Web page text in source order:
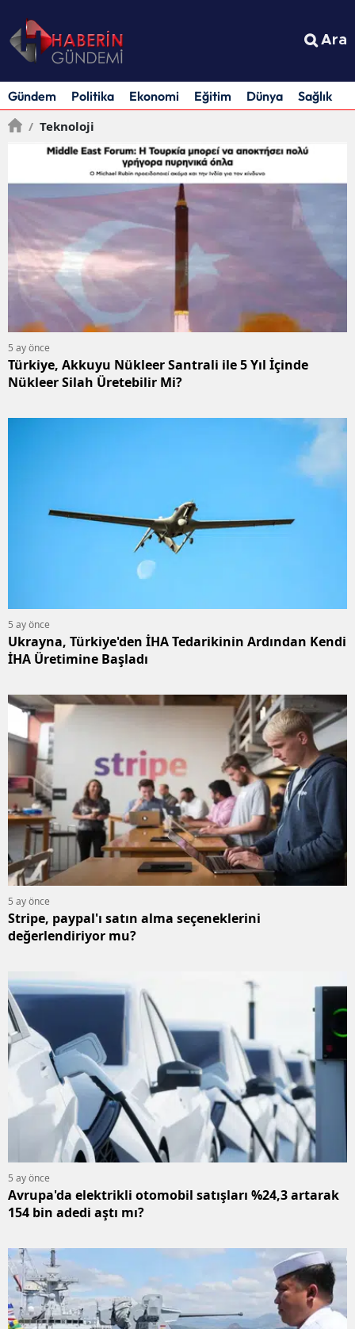
Ara
Gündem Politika Ekonomi Eğitim Dünya Sağlık
/ Teknoloji
5 ay önce
Türkiye, Akkuyu Nükleer Santrali ile 5 Yıl İçinde
Nükleer Silah Üretebilir Mi?
5 ay önce
Ukrayna, Türkiye'den İHA Tedarikinin Ardından Kendi
İHA Üretimine Başladı
5 ay önce
Stripe, paypal'ı satın alma seçeneklerini
değerlendiriyor mu?
5 ay önce
Avrupa'da elektrikli otomobil satışları %24,3 artarak
154 bin adedi aştı mı?